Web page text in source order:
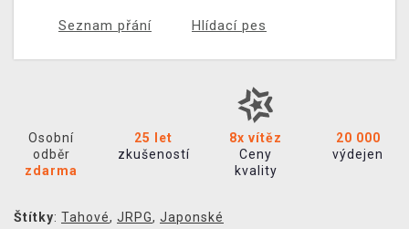
Seznam přání Hlídací pes
Osobní
odběr
zdarma
25 let
zkušeností
8x vítěz
Ceny
kvality
20 000
výdejen
Štítky: Tahové, JRPG, Japonské